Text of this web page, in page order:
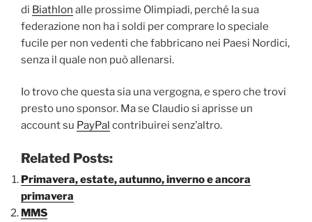
di Biathlon alle prossime Olimpiadi, perché la sua
federazione non ha i soldi per comprare lo speciale
fucile per non vedenti che fabbricano nei Paesi Nordici,
senza il quale non può allenarsi.
Io trovo che questa sia una vergogna, e spero che trovi
presto uno sponsor. Ma se Claudio si aprisse un
account su PayPal contribuirei senz’altro.
Related Posts:
Primavera, estate, autunno, inverno e ancora
primavera
MMS